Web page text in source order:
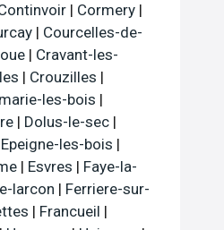
| Cormery |
| Courcelles-de-
| Cravant-les-
| Crouzilles |
les-bois |
| Dolus-le-sec |
Epeigne-les-bois |
| Esvres | Faye-la-
larcon | Ferriere-sur-
| Francueil |